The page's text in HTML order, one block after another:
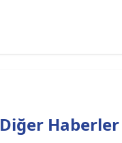
Diğer Haberler